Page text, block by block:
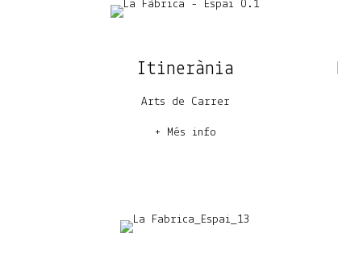
Itinerània
Arts de Carrer
+ Més info